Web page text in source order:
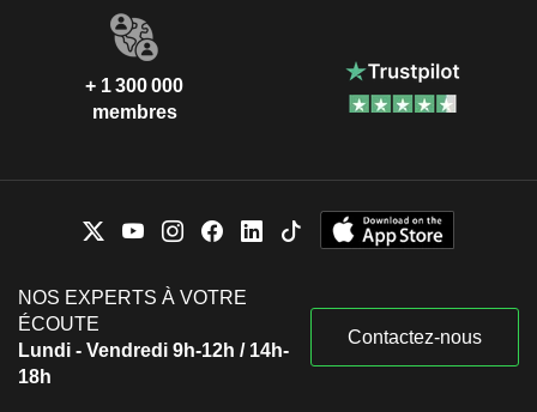
+ 1 300 000
membres
NOS EXPERTS À VOTRE
ÉCOUTE
Lundi - Vendredi 9h-12h / 14h-
18h
Contactez-nous